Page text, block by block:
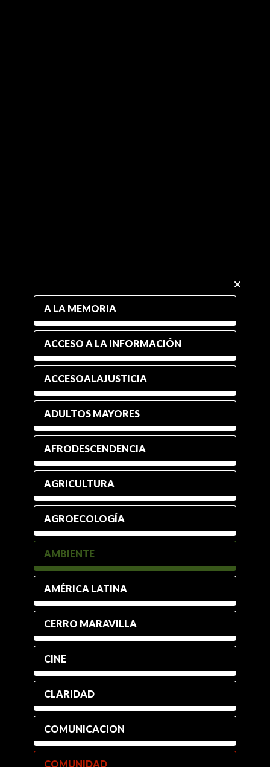
A LA MEMORIA
ACCESO A LA INFORMACIÓN
ACCESOALAJUSTICIA
ADULTOS MAYORES
AFRODESCENDENCIA
AGRICULTURA
AGROECOLOGÍA
AMBIENTE
AMÉRICA LATINA
CERRO MARAVILLA
CINE
CLARIDAD
COMUNICACION
COMUNIDAD